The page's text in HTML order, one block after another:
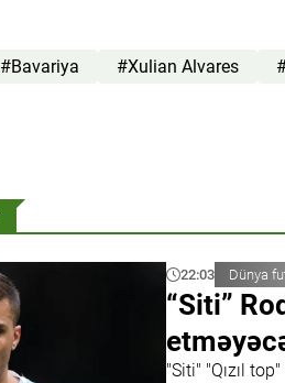
#Bavariya #Xulian Alvares
22:03 Dünya
“Siti”
"Siti" "Qızıl